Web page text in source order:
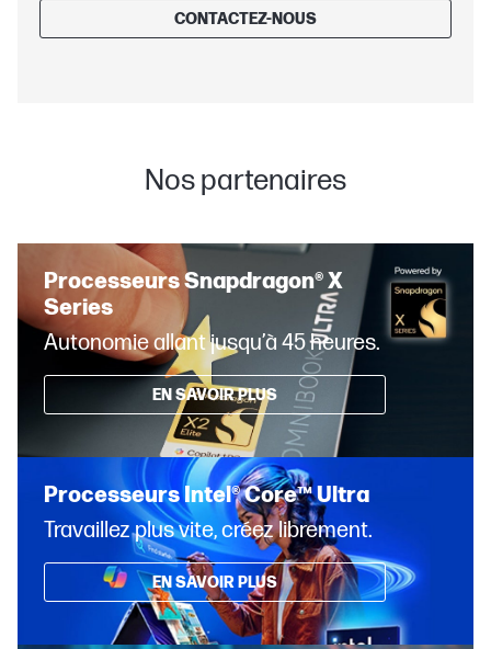
CONTACTEZ-NOUS
Nos partenaires
Processeurs Snapdragon® X
Series
Autonomie allant jusqu’à 45 heures.
EN SAVOIR PLUS
Processeurs Intel® Core™ Ultra
Travaillez plus vite, créez librement.
EN SAVOIR PLUS